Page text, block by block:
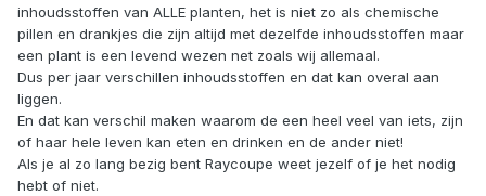
inhoudsstoffen van ALLE planten, het is niet zo als chemische
pillen en drankjes die zijn altijd met dezelfde inhoudsstoffen maar
een plant is een levend wezen net zoals wij allemaal.
Dus per jaar verschillen inhoudsstoffen en dat kan overal aan
liggen.
En dat kan verschil maken waarom de een heel veel van iets, zijn
of haar hele leven kan eten en drinken en de ander niet!
Als je al zo lang bezig bent Raycoupe weet jezelf of je het nodig
hebt of niet.